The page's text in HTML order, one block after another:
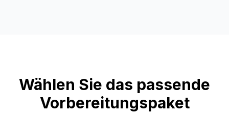
Wählen Sie das passende
Vorbereitungspaket